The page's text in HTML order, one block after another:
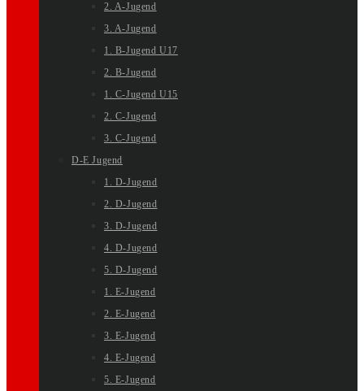
2. A-Jugend
3. A-Jugend
1. B-Jugend U17
2. B-Jugend
1. C-Jugend U15
2. C-Jugend
3. C-Jugend
D-E Jugend
1. D-Jugend
2. D-Jugend
3. D-Jugend
4. D-Jugend
5. D-Jugend
1. E-Jugend
2. E-Jugend
3. E-Jugend
4. E-Jugend
5. E-Jugend